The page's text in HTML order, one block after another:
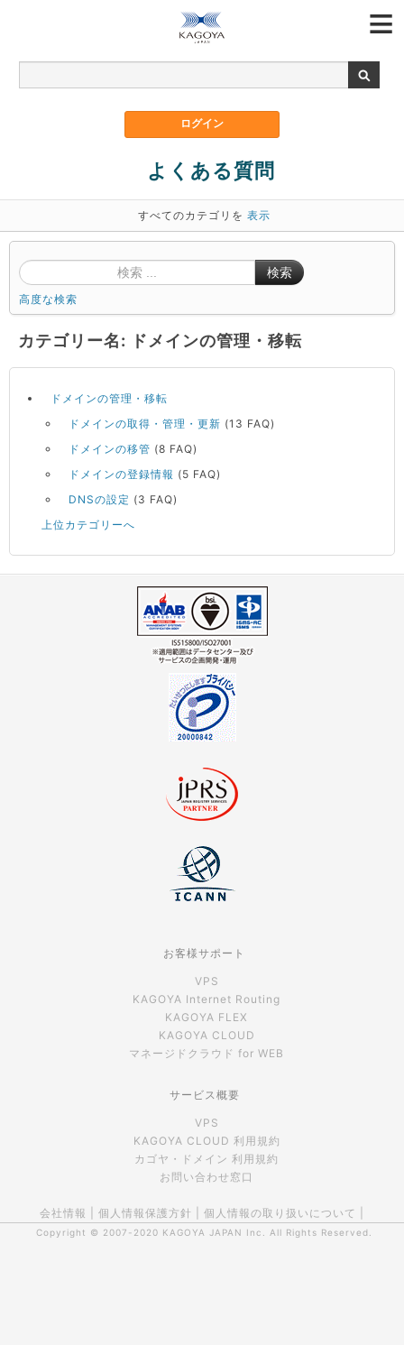
よくある質問
すべてのカテゴリを 表示
検索
高度な検索
カテゴリー名: ドメインの管理・移転
ドメインの管理・移転
ドメインの取得・管理・更新 (13 FAQ)
ドメインの移管 (8 FAQ)
ドメインの登録情報 (5 FAQ)
DNSの設定 (3 FAQ)
上位カテゴリーへ
お客様サポート
VPS
KAGOYA Internet Routing
KAGOYA FLEX
KAGOYA CLOUD
マネージドクラウド for WEB
サービス概要
VPS
KAGOYA CLOUD 利用規約
カゴヤ・ドメイン 利用規約
お問い合わせ窓口
会社情報 個人情報保護方針 個人情報の取り扱いについて
Copyright © 2007-2020 KAGOYA JAPAN Inc. All Rights Reserved.